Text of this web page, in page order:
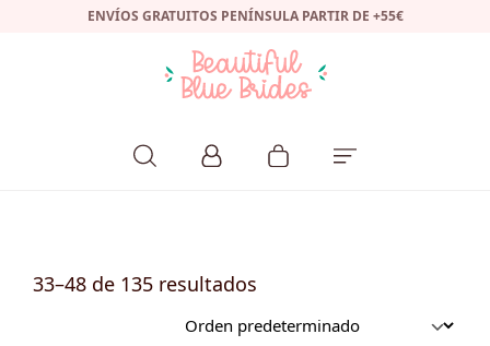
ENVÍOS GRATUITOS PENÍNSULA PARTIR DE +55€
33–48 de 135 resultados